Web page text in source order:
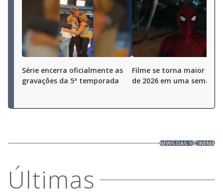
Série encerra oficialmente as
gravações da 5ª temporada
Filme se torna maior
de 2026 em uma semana
NEWS-DAS-10CINEMA
Últimas